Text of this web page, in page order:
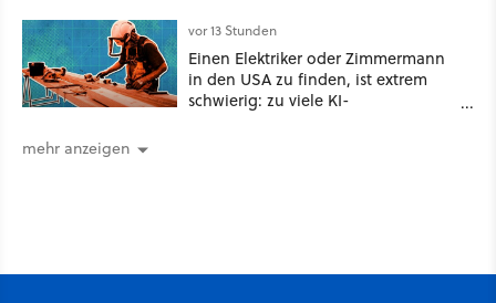
vor 13 Stunden
Einen Elektriker oder Zimmermann
in den USA zu finden, ist extrem
schwierig: zu viele KI-
mehr anzeigen